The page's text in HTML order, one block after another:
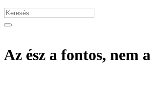
Az ész a fontos, nem